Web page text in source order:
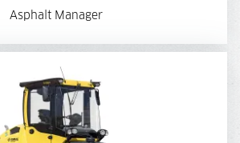
Asphalt Manager
LOUER MAINTENANT
BW11RH-5
180,-
144,-